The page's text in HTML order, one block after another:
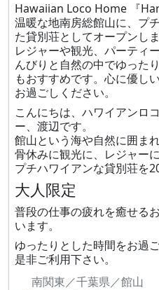
Hawaiian Loco Home 『
温暖な地南房総館山に、プ
た貸別荘としてオープンしま
レジャーや観光、パーティ
んびりと自然の中でゆった
もおすすめです。心に優し
お過ごしください。
こんにちは、ハワイアンロ
ー、渡辺です。
館山という海や自然に囲ま
骨休みに観光に、レジャー
プチハワイアンな貸別荘を
大人限定
普段の仕事の疲れを癒せる
います。
ゆったりとした時間をお過ご
是非ご利用下さい。
南関東／千葉県／館山